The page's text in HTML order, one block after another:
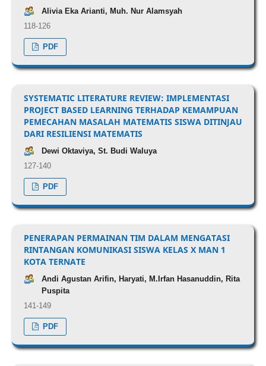
Alivia Eka Arianti, Muh. Nur Alamsyah
118-126
PDF
SYSTEMATIC LITERATURE REVIEW: IMPLEMENTASI
PROJECT BASED LEARNING TERHADAP KEMAMPUAN
PEMECAHAN MASALAH MATEMATIS SISWA DITINJAU
DARI RESILIENSI MATEMATIS
Dewi Oktaviya, St. Budi Waluya
127-140
PDF
PENERAPAN PERMAINAN TIM DALAM MENGATASI
RINTANGAN KOMUNIKASI SISWA KELAS X MAN 1
KOTA TERNATE
Andi Agustan Arifin, Haryati, M.Irfan Hasanuddin, Rita
Puspita
141-149
PDF